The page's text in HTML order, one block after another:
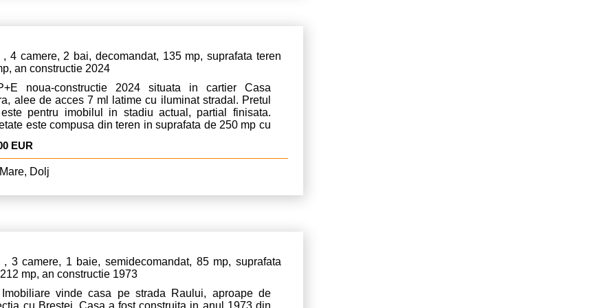
, 4 camere, 2 bai, decomandat, 135 mp, suprafata teren
an constructie 2024
noua-constructie 2024 situata in cartier Casa
alee de acces 7 ml latime cu iluminat stradal. Pretul
pentru imobilul in stadiu actual, partial finisata.
este compusa din teren in suprafata de 250 mp cu
zona de bucaratie cu iesire in terasa si etaj 3
cu baie. Inaltimea spatiului interior este generoaas
Detalii finisaje: incalzire in pardoseala cu Ct pe gaze
Utilitati:ap?,canalizare,energie electric? și gaze
EUR
Dolj
, 3 camere, 1 baie, semidecomandat, 85 mp, suprafata
mp, an constructie 1973
vinde casa pe strada Raului, aproape de
cu Brestei. Casa a fost construita in anul 1973 din